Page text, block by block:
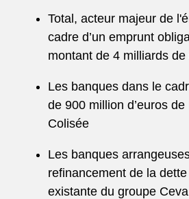
Total, acteur majeur de
cadre d’un emprunt
montant de 4 milliards de
Les banques dans le
de 900 million d’euros
Colisée
Les banques
refinancement de la
existante du groupe